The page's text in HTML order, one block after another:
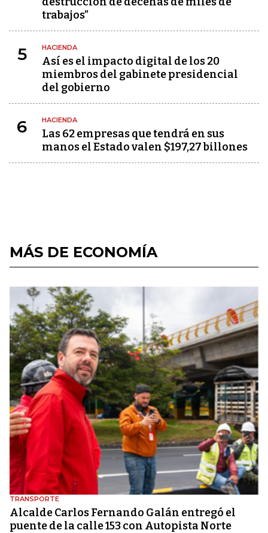
trabajos”
5 HACIENDA
Así es el impacto digital de los 20
miembros del gabinete presidencial
del gobierno
6 HACIENDA
Las 62 empresas que tendrá en sus
manos el Estado valen $197,27 billones
MÁS DE ECONOMÍA
TRANSPORTE
Alcalde Carlos Fernando Galán entregó el
puente de la calle 153 con Autopista Norte